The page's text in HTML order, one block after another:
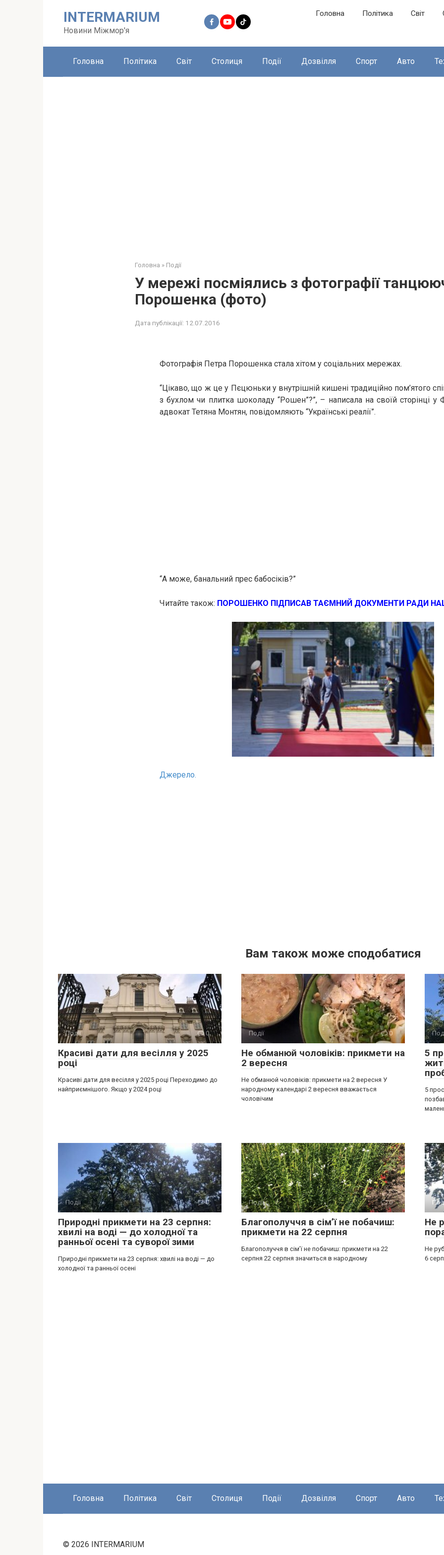
INTERMARIUM
Новини Міжмор'я
Головна Політика Світ
Головна Політика Світ Столиця Події Дозвілля Спорт Авто
Головна » Події
У мережі посміялись з фотографії
Порошенка (фото)
Дата публікації: 12.07.2016
Фотографія Петра Порошенка стала хітом у соціальних мережах.
“Цікаво, що ж це у Пєцюньки у внутрішній кишені традиційно пом’ятого
з бухлом чи плитка шоколаду “Рошен”?”, – написала на своїй сторінці у
адвокат Тетяна Монтян, повідомляють “Українські реалії”.
“А може, банальний прес бабосіків?”
Читайте також: ПОРОШЕНКО ПІДПИСАВ ТАЄМНИЙ ДОКУМЕНТИ РАДИ
Джерело.
Вам також може сподобатися
Події 0
Красиві дати для весілля у 2025
році
Красиві дати для весілля у 2025 році Переходимо до
найприємнішого. Якщо у 2024 році
Події 0
Не обманюй чоловіків: прикмети на
2 вересня
Не обманюй чоловіків: прикмети на 2 вересня У
народному календарі 2 вересня вважається
чоловічим
5
5
Події 0
Природні прикмети на 23 серпня:
хвилі на воді — до холодної та
ранньої осені та суворої зими
Природні прикмети на 23 серпня: хвилі на воді — до
холодної та ранньої осені
Події 0
Благополуччя в сім’ї не побачиш:
прикмети на 22 серпня
Благополуччя в сім’ї не побачиш: прикмети на 22
серпня 22 серпня значиться в народному
Не
Не
6
Головна Політика Світ Столиця Події Дозвілля Спорт Авто
© 2026 INTERMARIUM